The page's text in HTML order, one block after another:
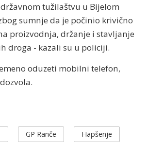
tužilaštvu u Bijelom
sumnje da je počinio krivično
proizvodnja, držanje i stavljanje
droga - kazali su u policiji.
oduzeti mobilni telefon,
GP Ranče Hapšenje